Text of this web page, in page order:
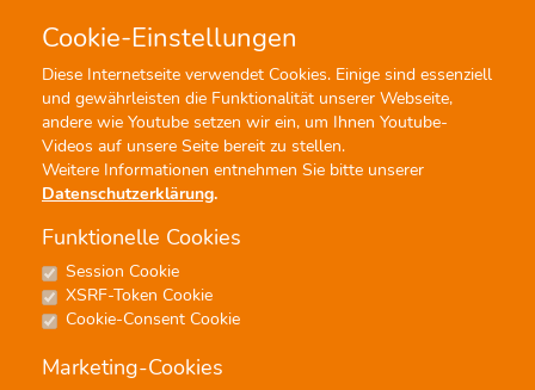
Cookie-Einstellungen
Diese Internetseite verwendet Cookies. Einige sind essenziell
und gewährleisten die Funktionalität unserer Webseite,
andere wie Youtube setzen wir ein, um Ihnen Youtube-
Videos auf unsere Seite bereit zu stellen.
Weitere Informationen entnehmen Sie bitte unserer
Datenschutzerklärung.
Funktionelle Cookies
Session Cookie
XSRF-Token Cookie
Cookie-Consent Cookie
Marketing-Cookies
Menü Profisuche
Unterhaltung
2395 Ergebnisse - Seite 1 von 120 - Treffer 1 von 20